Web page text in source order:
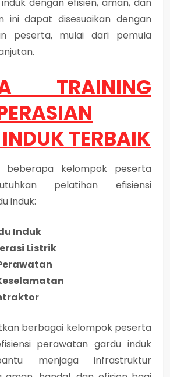
ini dapat disesuaikan dengan
peserta, mulai dari pemula
TRAINING
TERBAIK
beberapa kelompok peserta
pelatihan efisiensi
induk:
Induk
Listrik
berbagai kelompok peserta
perawatan gardu induk
menjaga infrastruktur